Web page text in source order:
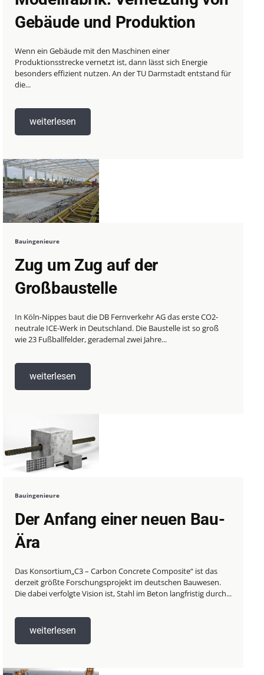
Gebäude und Produktion
Wenn ein Gebäude mit den Maschinen einer
Produktionsstrecke vernetzt ist, dann lässt sich Energie
besonders effizient nutzen. An der TU Darmstadt entstand für
die...
weiterlesen
Bauingenieure
Zug um Zug auf der
Großbaustelle
In Köln-Nippes baut die DB Fernverkehr AG das erste CO2-
neutrale ICE-Werk in Deutschland. Die Baustelle ist so groß
wie 23 Fußballfelder, gerademal zwei Jahre...
weiterlesen
Bauingenieure
Der Anfang einer neuen Bau-
Ära
Das Konsortium„C3 – Carbon Concrete Composite“ ist das
derzeit größte Forschungsprojekt im deutschen Bauwesen.
Die dabei verfolgte Vision ist, Stahl im Beton langfristig durch...
weiterlesen